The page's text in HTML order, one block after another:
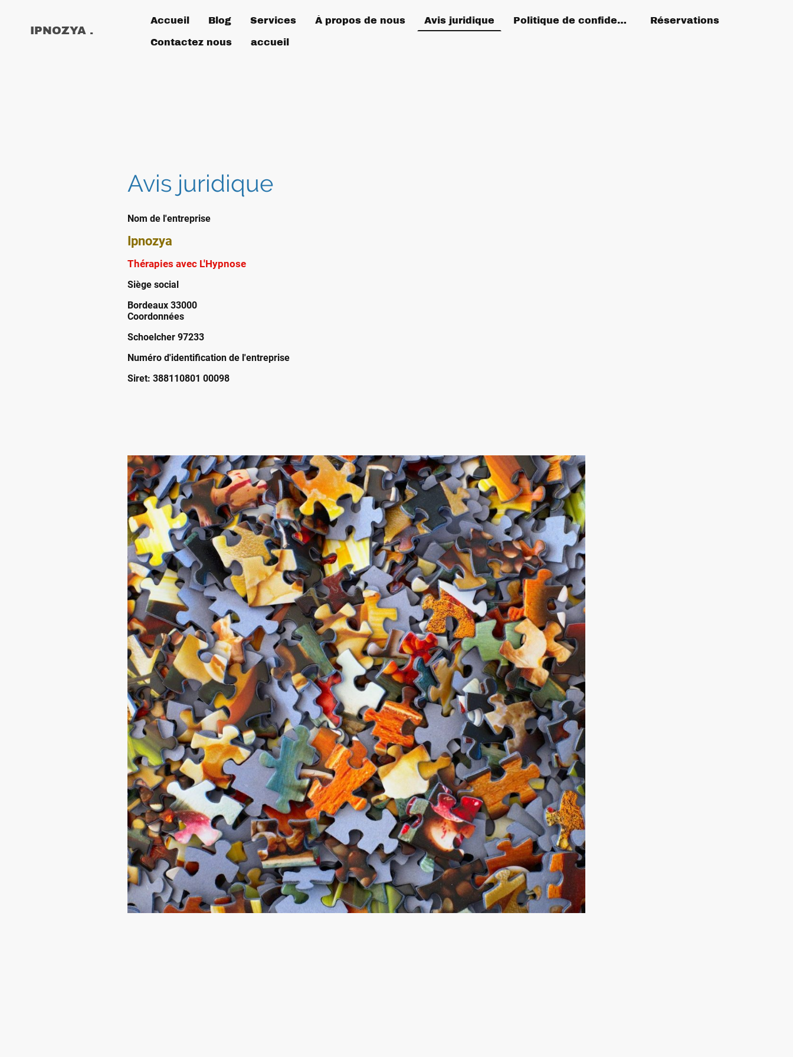
IPNOZYA .
Accueil Blog Services À propos de nous Avis juridique Politique de confidentialité Réservations
Contactez nous accueil
Avis juridique
Nom de l'entreprise
Ipnozya
Thérapies avec L'Hypnose
Siège social
Bordeaux 33000
Coordonnées
Schoelcher 97233
Numéro d'identification de l'entreprise
Siret: 388110801 00098